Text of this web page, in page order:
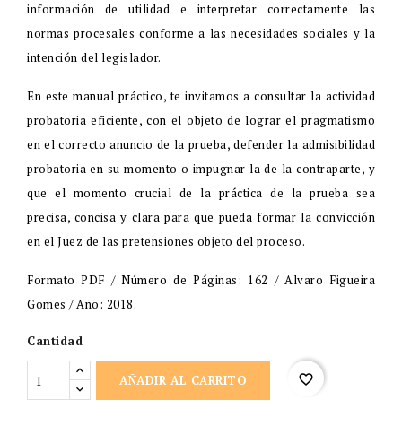
información de utilidad e interpretar correctamente las
normas procesales conforme a las necesidades sociales y la
intención del legislador.
En este manual práctico, te invitamos a consultar la actividad
probatoria eficiente, con el objeto de lograr el pragmatismo
en el correcto anuncio de la prueba, defender la admisibilidad
probatoria en su momento o impugnar la de la contraparte, y
que el momento crucial de la práctica de la prueba sea
precisa, concisa y clara para que pueda formar la convicción
en el Juez de las pretensiones objeto del proceso.
Formato PDF / Número de Páginas: 162 / Alvaro Figueira
Gomes / Año: 2018.
Cantidad
AÑADIR AL CARRITO favorite_border